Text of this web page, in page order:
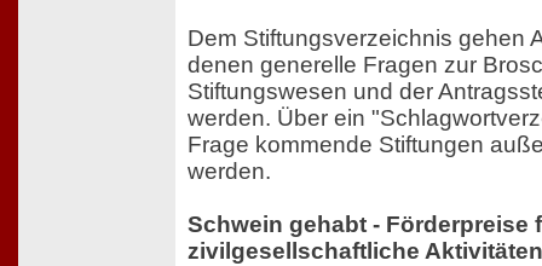
Dem Stiftungsverzeichnis gehen
denen generelle Fragen zur
Stiftungswesen und der
werden. Über ein
Frage kommende Stiftungen
werden.
Schwein gehabt - Förderpreise
zivilgesellschaftliche Aktivitäten